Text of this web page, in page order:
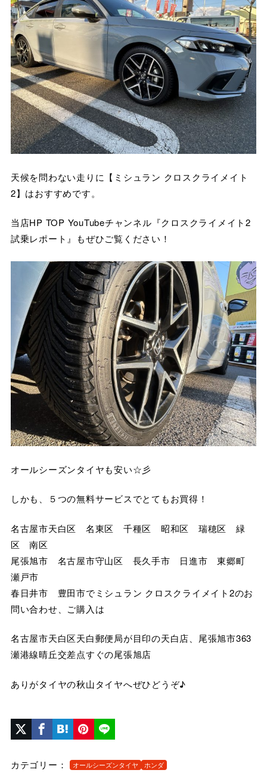
天候を問わない走りに【ミシュラン クロスクライメイト
2】はおすすめです。
当店HP TOP YouTubeチャンネル『クロスクライメイト2
試乗レポート』もぜひご覧ください！
オールシーズンタイヤも安い☆彡
しかも、５つの無料サービスでとてもお買得！
名古屋市天白区 名東区 千種区 昭和区 瑞穂区 緑
区 南区
尾張旭市 名古屋市守山区 長久手市 日進市 東郷町
瀬戸市
春日井市 豊田市でミシュラン クロスクライメイト2のお
問い合わせ、ご購入は
名古屋市天白区天白郵便局が目印の天白店、尾張旭市363
瀬港線晴丘交差点すぐの尾張旭店
ありがタイヤの秋山タイヤへぜひどうぞ♪
カテゴリー： オールシーズンタイヤ ホンダ